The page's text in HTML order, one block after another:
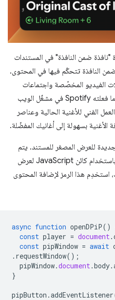
"نافذة ضمن النافذة" في المستندات
ضمن النافذة تتحكّم فيها في المحتوى.
الفيديو المخصّصة واجتماعات
الفيديو وتطبيقات الإنتاجية. أحب ما فعلته Spotify في مشغّل الويب
الفني للأغنية الحالية وعناصر
بسهولة إلى أغانيك المفضّلة.
للعرض المصغر للمستند. يتم
باستخدام كائن JavaScript لعرض
استخدِم هذا الرمز لإضافة المحتوى
async function openDPiP()
const player = document .
const pipWindow = await
. requestWindow();
pipWindow.document .body.
}
pipButton .addEventListener